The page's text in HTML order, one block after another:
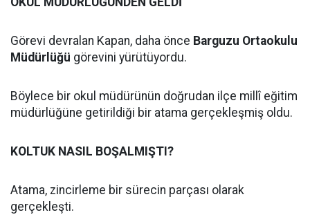
Görevi devralan Kapan, daha önce Barguzu Ortaokulu
Müdürlüğü görevini yürütüyordu.
Böylece bir okul müdürünün doğrudan ilçe millî eğitim
müdürlüğüne getirildiği bir atama gerçekleşmiş oldu.
KOLTUK NASIL BOŞALMIŞTI?
Atama, zincirleme bir sürecin parçası olarak
gerçekleşti.